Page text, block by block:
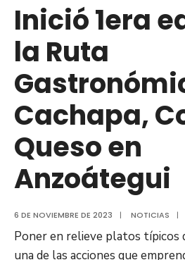
Inició 1era
la Ruta
Cachapa,
Queso en
Anzoátegui
6 DE NOVIEMBRE DE 2023 | NOTICIAS |
Poner en relieve platos típicos
una de las acciones que